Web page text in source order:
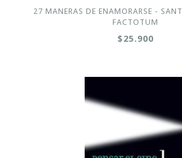
27 MANERAS DE ENAMORARSE -
FACTOTUM
$25.900